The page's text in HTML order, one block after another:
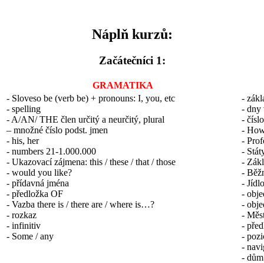
Náplň kurzů:
Začátečníci 1:
GRAMATIKA
- Sloveso be (verb be) + pronouns: I, you, etc
- spelling
- A/AN/ THE člen určitý a neurčitý, plural
– množné číslo podst. jmen
- his, her
- numbers 21-1.000.000
- Ukazovací zájmena: this / these / that / those
- would you like?
- přídavná jména
- předložka OF
- Vazba there is / there are / where is…?
- rozkaz
- infinitiv
- Some / any
-
- dny
-
-
-
-
-
-
-
-
-
-
-
-
-
-